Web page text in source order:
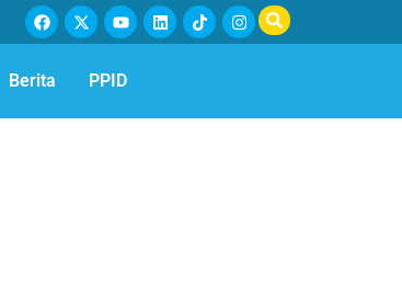
Berita PPID